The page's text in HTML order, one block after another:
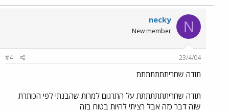
N
necky
New member
23/4/04
#4
תודה שחריתתתתתתת
תודה שחריתתתתתתת על התרגום למרות שהבנתי לפי הכותרת
שזה דבר כזה אבל רציתי להיות בטוח בזה